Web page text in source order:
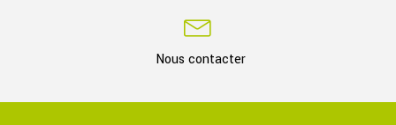
Nous contacter